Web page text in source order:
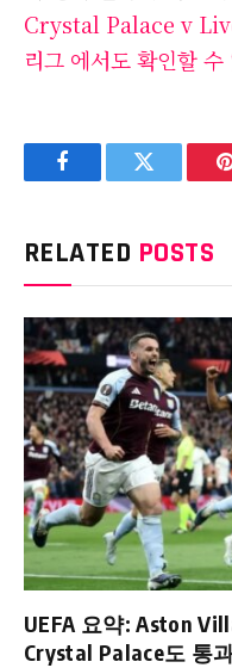
Crystal Palace v
리그 에서도 확인할 수
FacebookTwitter
RELATED POSTS
UEFA 요약: Aston
Crystal Palace도 통